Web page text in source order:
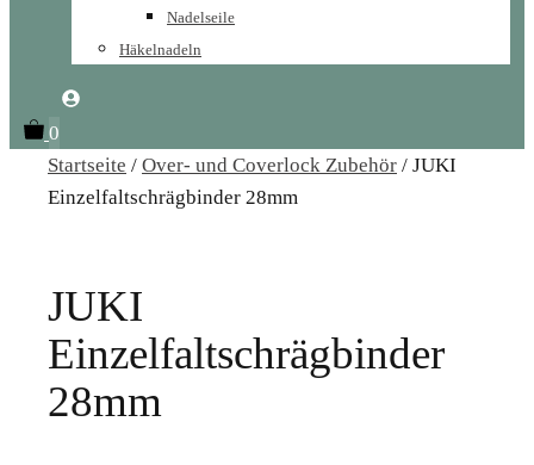
Nadelseile
Häkelnadeln
0
Startseite / Over- und Coverlock Zubehör / JUKI
Einzelfaltschrägbinder 28mm
JUKI
Einzelfaltschrägbinder
28mm